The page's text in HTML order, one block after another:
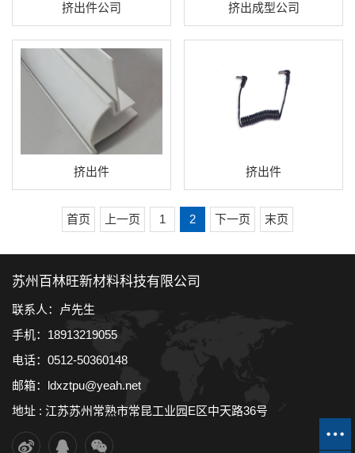
挤出件公司 挤出成型公司
挤出件 挤出件
首页 上一页 1 2 下一页 末页
苏州百林旺新材料科技有限公司
联系人：卢先生
手机：18913219055
电话：0512-50360148
邮箱：ldxztpu@yeah.net
地址 : 江苏苏州常熟市常昆工业园E区中天路36号